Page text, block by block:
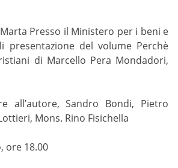
Presso il Ministero per i beni e
presentazione del volume Perchè
di Marcello Pera Mondadori,
all’autore, Sandro Bondi, Pietro
Mons. Rino Fisichella
ore 18.00